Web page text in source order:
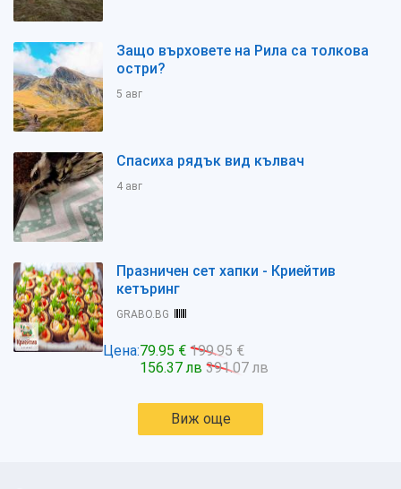
Защо върховете на Рила са толкова
остри?
5 авг
Спасиха рядък вид кълвач
4 авг
Празничен сет хапки - Криейтив
кетъринг
GRABO.BG
Цена:79.95 € 199.95 €
156.37 лв 391.07 лв
Виж още